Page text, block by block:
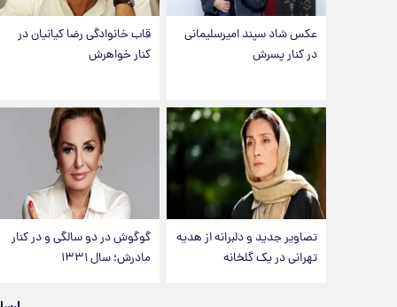
عکس شاد سپند امیرسلیمانی
در کنار پسرش
قاب خانوادگی رضا کیانیان در
کنار خواهرش
تصاویر جدید و دلبرانه از هدیه
تهرانی در یک گلخانه
گوگوش در دو سالگی و در کنار
مادرش؛ سال ۱۳۳۱